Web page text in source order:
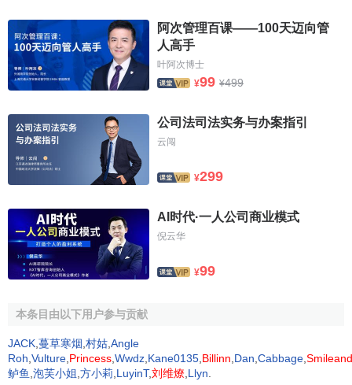
与此同时，马自达还在1960年，与德国NSU公司、
Bongker公司技术合作，开始对转子发动机的研究，并于
1967年生产出世界首创、装备转子发动机的运动跑车
“COSMO”。
1960年后期，日本的环境公害问题不断加重，马自达在
同行中率先生产出装置有回收窜漏气体汽车（1966年），
1970年美国通过限制排放的‘玛斯奇 ’法案。提出在1975年之
前大幅度降低废气排放值的要求。马自达积极进行开发研
马自达从1970年开始向美国出口汽车，1979年对美国出
口达100万辆。1970年代开始散件出口的国家有印度尼西
亚、葡萄牙和多巴哥、伊朗、菲律宾、泰国、巴基斯坦、肯
马自达在1969年与福特就合资生产自动变速箱达成一
致，并于是1971年开始向福特提供成品小型皮卡货车。并于
1979年双方开始了资本合作，通过与福特公司的良好合作，
大大增加了马自达汽车在国际市场的竞争力。
阿次管理百课——100天迈向管
人高手
叶阿次博士
¥99 ¥499
公司法司法实务与办案指引
云闯
¥299
AI时代·一人公司商业模式
倪云华
¥99
本条目由以下用户参与贡献
JACK 蔓草寒烟 村姑 Angle
Roh Vulture Princess Wwdz Kane0135 Billinn Dan Cabbage
鲈鱼 泡芙小姐 方小莉 LuyinT,刘维燎 Llyn